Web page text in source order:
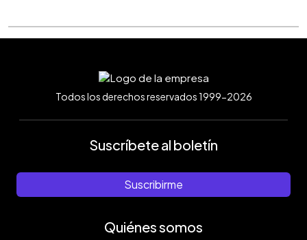
Todos los derechos reservados 1999-2026
Suscríbete al boletín
Suscribirme
Quiénes somos